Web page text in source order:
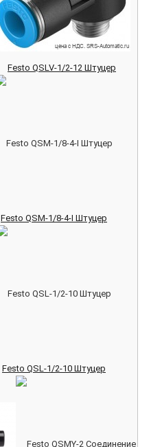
Festo QSLV-1/2-12 Штуцер
Festo QSM-1/8-4-I Штуцер
Festo QSL-1/2-10 Штуцер